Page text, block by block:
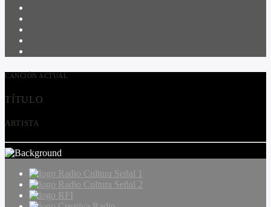
CANCIÓN ACTUAL
TÍTULO
ARTISTA
Radio Cultura Señal 1
Radio Cultura Señal 2
RFI